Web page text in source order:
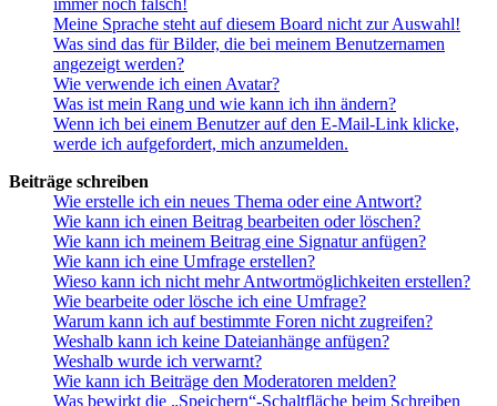
immer noch falsch!
Meine Sprache steht auf diesem Board nicht zur Auswahl!
Was sind das für Bilder, die bei meinem Benutzernamen
angezeigt werden?
Wie verwende ich einen Avatar?
Was ist mein Rang und wie kann ich ihn ändern?
Wenn ich bei einem Benutzer auf den E-Mail-Link klicke,
werde ich aufgefordert, mich anzumelden.
Beiträge schreiben
Wie erstelle ich ein neues Thema oder eine Antwort?
Wie kann ich einen Beitrag bearbeiten oder löschen?
Wie kann ich meinem Beitrag eine Signatur anfügen?
Wie kann ich eine Umfrage erstellen?
Wieso kann ich nicht mehr Antwortmöglichkeiten erstellen?
Wie bearbeite oder lösche ich eine Umfrage?
Warum kann ich auf bestimmte Foren nicht zugreifen?
Weshalb kann ich keine Dateianhänge anfügen?
Weshalb wurde ich verwarnt?
Wie kann ich Beiträge den Moderatoren melden?
Was bewirkt die „Speichern“-Schaltfläche beim Schreiben